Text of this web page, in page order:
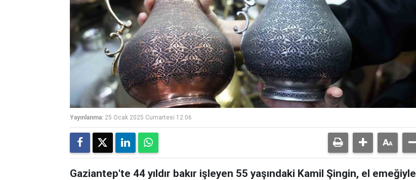
Yayınlanma: 25 Ocak 2025 Cumartesi 12:06
Gaziantep'te 44 yıldır bakır işleyen 55 yaşındaki Kamil Şingin, el emeğiyle